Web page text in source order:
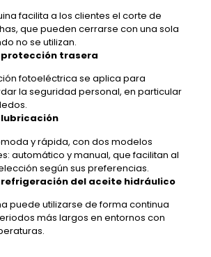
facilita a los clientes el corte de
que pueden cerrarse con una sola
no se utilizan.
trasera
fotoeléctrica se aplica para
la seguridad personal, en particular
y rápida, con dos modelos
automático y manual, que facilitan al
según sus preferencias.
del aceite hidráulico
puede utilizarse de forma continua
más largos en entornos con